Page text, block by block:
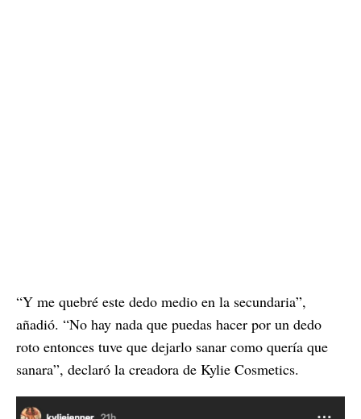
“Y me quebré este dedo medio en la secundaria”,
añadió. “No hay nada que puedas hacer por un dedo
roto entonces tuve que dejarlo sanar como quería que
sanara”, declaró la creadora de Kylie Cosmetics.